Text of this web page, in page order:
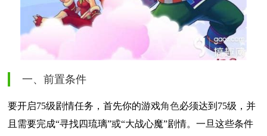
一、前置条件
要开启75级剧情任务，首先你的游戏角色必须达到75级，并
且需要完成“寻找四琉璃”或“大战心魔”剧情。一旦这些条件